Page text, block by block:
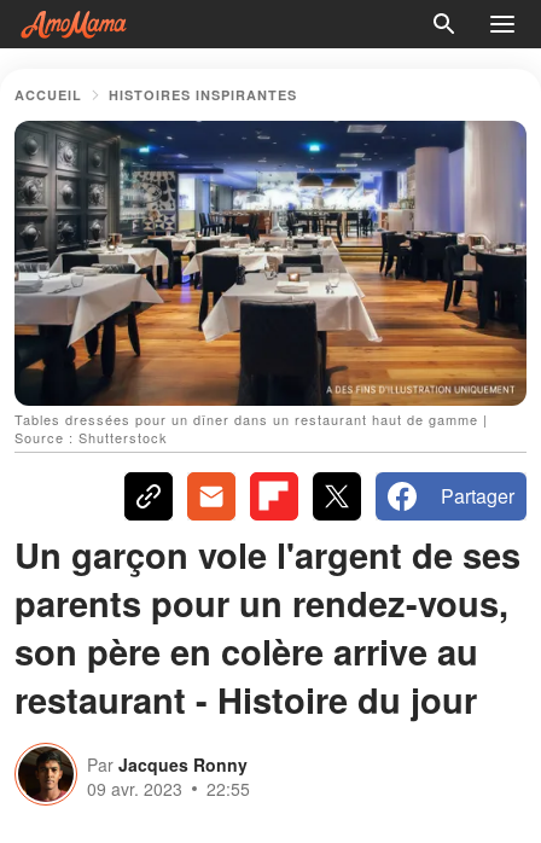
ACCUEIL HISTOIRES INSPIRANTES
Tables dressées pour un dîner dans un restaurant haut de gamme |
Source : Shutterstock
Partager
Un garçon vole l'argent de ses
parents pour un rendez-vous,
son père en colère arrive au
restaurant - Histoire du jour
Par Jacques Ronny
09 avr. 2023
22:55